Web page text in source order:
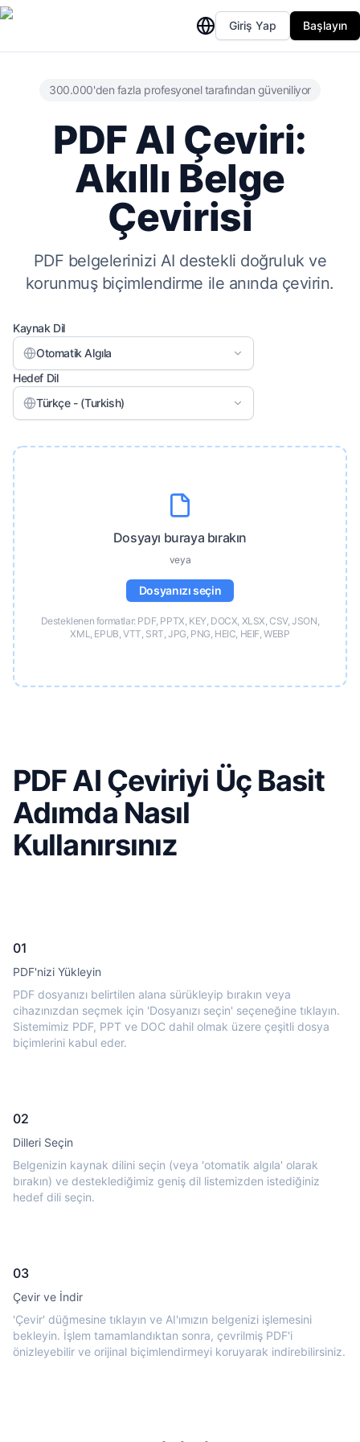
Giriş Yap Başlayın
300.000'den fazla profesyonel tarafından güveniliyor
PDF AI Çeviri:
Akıllı Belge
Çevirisi
PDF belgelerinizi AI destekli doğruluk ve
korunmuş biçimlendirme ile anında çevirin.
Kaynak Dil
Otomatik Algıla
Hedef Dil
Türkçe - (Turkish)
Dosyayı buraya bırakın
veya
Dosyanızı seçin
Desteklenen formatlar: PDF, PPTX, KEY, DOCX, XLSX, CSV, JSON,
XML, EPUB, VTT, SRT, JPG, PNG, HEIC, HEIF, WEBP
PDF AI Çeviriyi Üç Basit
Adımda Nasıl
Kullanırsınız
01
PDF'nizi Yükleyin
PDF dosyanızı belirtilen alana sürükleyip bırakın veya
cihazınızdan seçmek için 'Dosyanızı seçin' seçeneğine tıklayın.
Sistemimiz PDF, PPT ve DOC dahil olmak üzere çeşitli dosya
biçimlerini kabul eder.
02
Dilleri Seçin
Belgenizin kaynak dilini seçin (veya 'otomatik algıla' olarak
bırakın) ve desteklediğimiz geniş dil listemizden istediğiniz
hedef dili seçin.
03
Çevir ve İndir
'Çevir' düğmesine tıklayın ve AI'ımızın belgenizi işlemesini
bekleyin. İşlem tamamlandıktan sonra, çevrilmiş PDF'i
önizleyebilir ve orijinal biçimlendirmeyi koruyarak indirebilirsiniz.